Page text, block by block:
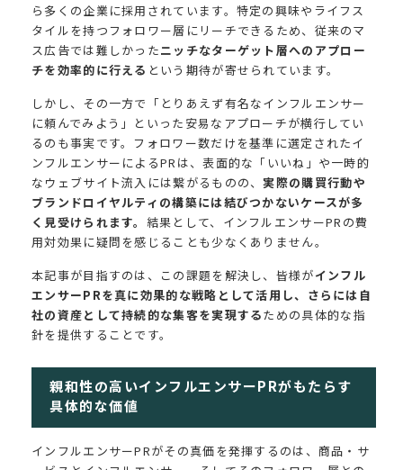
ら多くの企業に採用されています。特定の興味やライフス
タイルを持つフォロワー層にリーチできるため、従来のマ
ス広告では難しかったニッチなターゲット層へのアプロー
チを効率的に行える という期待が寄せられています。
しかし、その一方で「とりあえず有名なインフルエンサー
に頼んでみよう」といった安易なアプローチが横行してい
るのも事実です。フォロワー数だけを基準に選定されたイ
ンフルエンサーによるPRは、表面的な「いいね」や一時的
なウェブサイト流入には繋がるものの、実際の購買行動や
ブランドロイヤルティの構築には結びつかないケースが多
く見受けられます。 結果として、インフルエンサーPRの費
用対効果に疑問を感じることも少なくありません。
本記事が目指すのは、この課題を解決し、皆様がインフル
エンサーPRを真に効果的な戦略として活用し、さらには自
社の資産として持続的な集客を実現するための具体的な指
針を提供することです。
親和性の高いインフルエンサーPRがもたらす
具体的な価値
インフルエンサーPRがその真価を発揮するのは、商品・サ